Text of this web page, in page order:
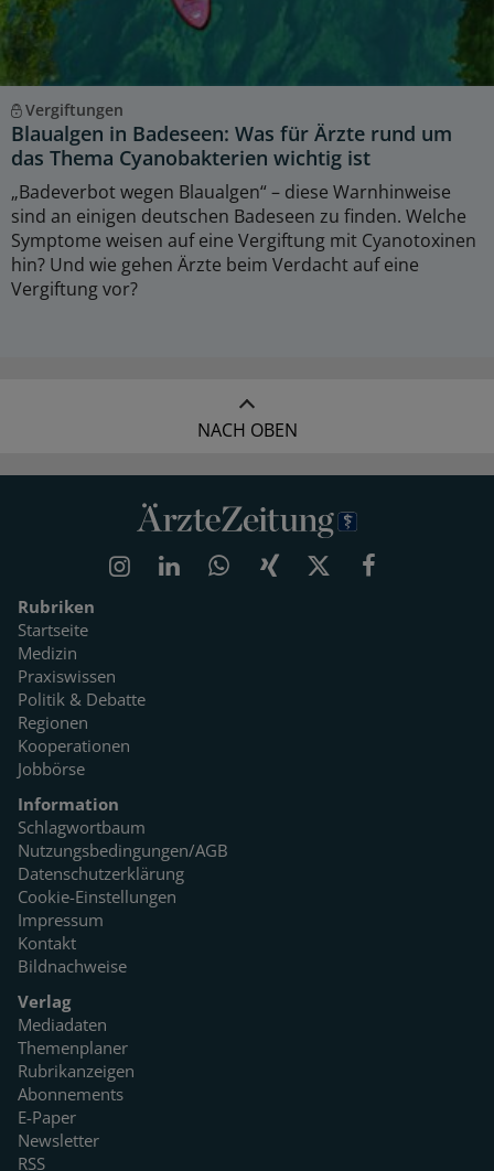
Vergiftungen
Blaualgen in Badeseen: Was für Ärzte rund um
das Thema Cyanobakterien wichtig ist
„Badeverbot wegen Blaualgen“ – diese Warnhinweise
sind an einigen deutschen Badeseen zu finden. Welche
Symptome weisen auf eine Vergiftung mit Cyanotoxinen
hin? Und wie gehen Ärzte beim Verdacht auf eine
Vergiftung vor?
NACH OBEN
Rubriken
Startseite
Medizin
Praxiswissen
Politik & Debatte
Regionen
Kooperationen
Jobbörse
Information
Schlagwortbaum
Nutzungsbedingungen/AGB
Datenschutzerklärung
Cookie-Einstellungen
Impressum
Kontakt
Bildnachweise
Verlag
Mediadaten
Themenplaner
Rubrikanzeigen
Abonnements
E-Paper
Newsletter
RSS